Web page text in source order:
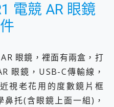
電競 AR 眼鏡
眼鏡，裡面有兩盒，打
眼鏡，USB-C傳輸線，
視老花用的度數鏡片框
鼻托(含眼鏡上面一組)，